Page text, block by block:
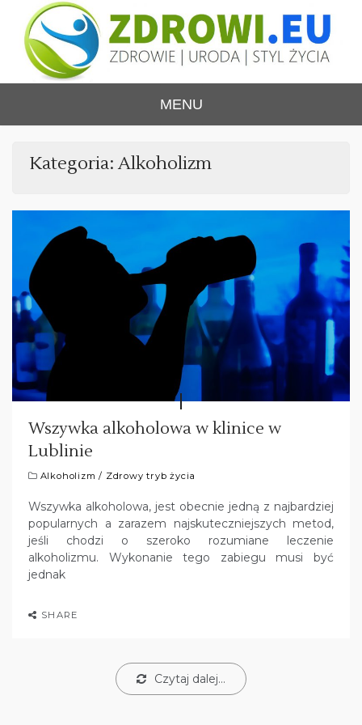
content
ZDROWI.EU
health&beauty, SPA, wellness
MENU
Kategoria:Alkoholizm
Wszywka alkoholowa w klinice w
Lublinie
Alkoholizm / Zdrowy tryb życia
Wszywka alkoholowa, jest obecnie jedną z najbardziej
popularnych a zarazem najskuteczniejszych metod,
jeśli chodzi o szeroko rozumiane leczenie
alkoholizmu. Wykonanie tego zabiegu musi być
jednak
SHARE
Czytaj dalej...